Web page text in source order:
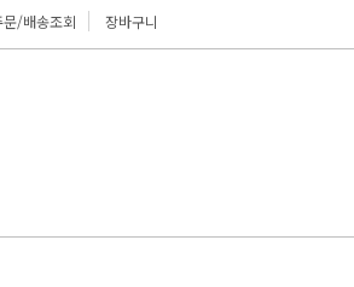
문/배송조회 장바구니